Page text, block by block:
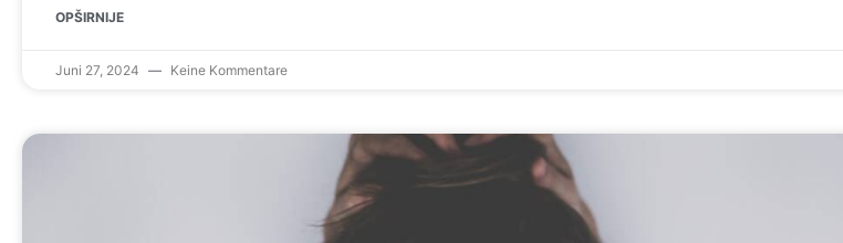
OPŠIRNIJE
Juni 27, 2024 Keine Kommentare